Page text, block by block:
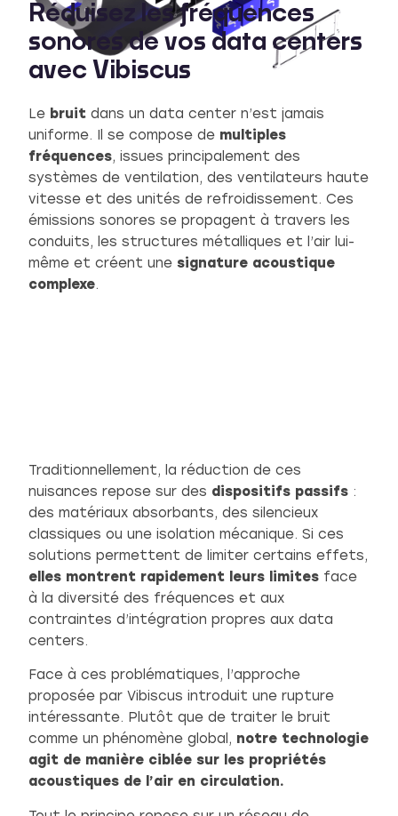
Réduisez les fréquences
sonores de vos data centers
avec Vibiscus
Le bruit dans un data center n’est jamais
uniforme. Il se compose de multiples
fréquences, issues principalement des
systèmes de ventilation, des ventilateurs haute
vitesse et des unités de refroidissement. Ces
émissions sonores se propagent à travers les
conduits, les structures métalliques et l’air lui-
même et créent unesignature acoustique
complexe.
Traditionnellement, la réduction de ces
nuisances repose sur des dispositifs passifs :
des matériaux absorbants, des silencieux
classiques ou une isolation mécanique. Si ces
solutions permettent de limiter certains effets,
elles montrent rapidement leurs limites face
à la diversité des fréquences et aux
contraintes d’intégration propres aux data
centers.
Face à ces problématiques, l’approche
proposée par Vibiscus introduit une rupture
intéressante. Plutôt que de traiter le bruit
comme un phénomène global, notre technologie
agit de manière ciblée sur les propriétés
acoustiques de l’air en circulation.